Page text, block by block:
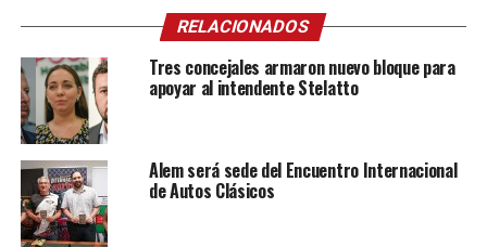
RELACIONADOS
Tres concejales armaron nuevo bloque para
apoyar al intendente Stelatto
Alem será sede del Encuentro Internacional
de Autos Clásicos